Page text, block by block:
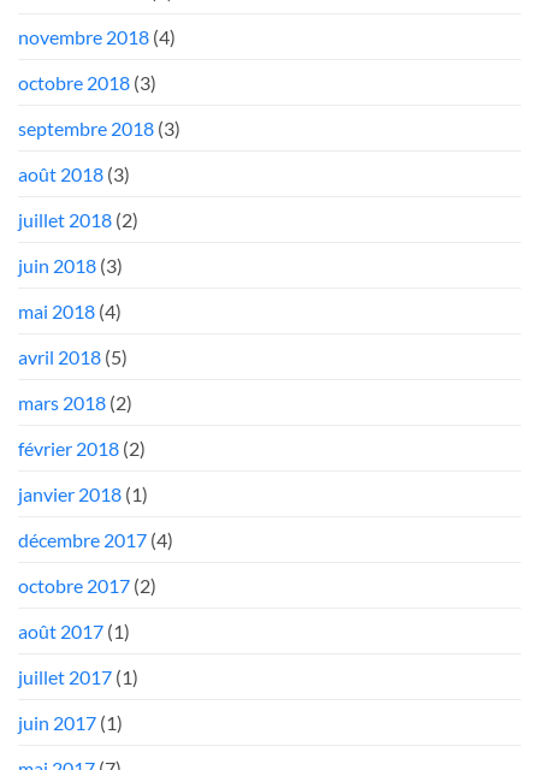
novembre 2018 (4)
octobre 2018 (3)
septembre 2018 (3)
août 2018 (3)
juillet 2018 (2)
juin 2018 (3)
mai 2018 (4)
avril 2018 (5)
mars 2018 (2)
février 2018 (2)
janvier 2018 (1)
décembre 2017 (4)
octobre 2017 (2)
août 2017 (1)
juillet 2017 (1)
juin 2017 (1)